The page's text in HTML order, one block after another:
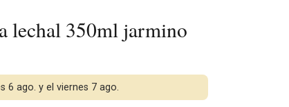
lechal 350ml jarmino
6 ago. y el viernes 7 ago.